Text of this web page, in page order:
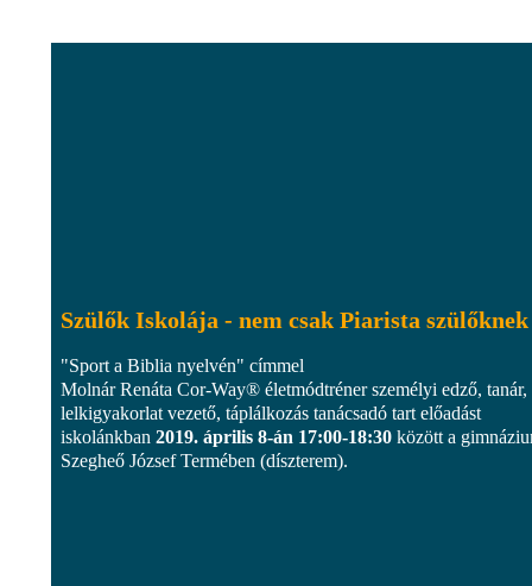
Szülők Iskolája - nem csak Piarista szülőknek
"Sport a Biblia nyelvén" címmel
Molnár Renáta Cor-Way® életmódtréner személyi edző, tanár,
lelkigyakorlat vezető, táplálkozás tanácsadó tart előadást
iskolánkban 2019. április 8-án 17:00-18:30 között a
Szegheő József Termében (díszterem).